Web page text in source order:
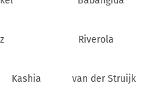
Riverola
Kashia van der Struijk